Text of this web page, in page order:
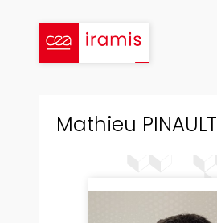
content
Mathieu PINAULT